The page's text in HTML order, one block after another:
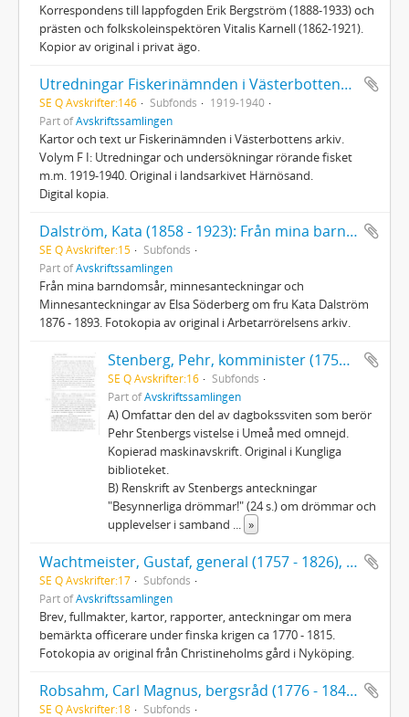
Korrespondens till lappfogden Erik Bergström (1888-1933) och
prästen och folkskoleinspektören Vitalis Karnell (1862-1921).
Kopior av original i privat ägo.
Utredningar Fiskerinämnden i Västerbottens län 1919-1940
SE Q Avskrifter:146 Subfonds
1919-1940
Part ofAvskriftssamlingen
Kartor och text ur Fiskerinämnden i Västerbottens arkiv.
Volym F I: Utredningar och undersökningar rörande fisket
m.m. 1919-1940. Original i landsarkivet Härnösand.
Digital kopia.
Dalström, Kata (1858 - 1923): Från mina barndomsår
SE Q Avskrifter:15
Subfonds
Part ofAvskriftssamlingen
Från mina barndomsår, minnesanteckningar och
Minnesanteckningar av Elsa Söderberg om fru Kata Dalström
1876 - 1893. Fotokopia av original i Arbetarrörelsens arkiv.
Stenberg, Pehr, komminister (1758 - 1824): Dagböcker
SE Q Avskrifter:16
Subfonds
Part ofAvskriftssamlingen
A) Omfattar den del av dagbokssviten som berör
Pehr Stenbergs vistelse i Umeå med omnejd.
Kopierad maskinavskrift. Original i Kungliga
biblioteket.
B) Renskrift av Stenbergs anteckningar
"Besynnerliga drömmar!" (24 s.) om drömmar och
upplevelser i samband
»
Wachtmeister, Gustaf, general (1757 - 1826), anförare för landstigningstrupperna vid expeditionen till Västerbotten
SE Q Avskrifter:17
Subfonds
Part ofAvskriftssamlingen
Brev, fullmakter, kartor, rapporter, anteckningar om mera
bemärkta officerare under finska krigen ca 1770 - 1815.
Fotokopia av original från Christineholms gård i Nyköping.
Robsahm, Carl Magnus, bergsråd (1776 - 1840), Dagbok under resor i Vesterbotten och Lappmarken 1797 - 1800
SE Q Avskrifter:18
Subfonds